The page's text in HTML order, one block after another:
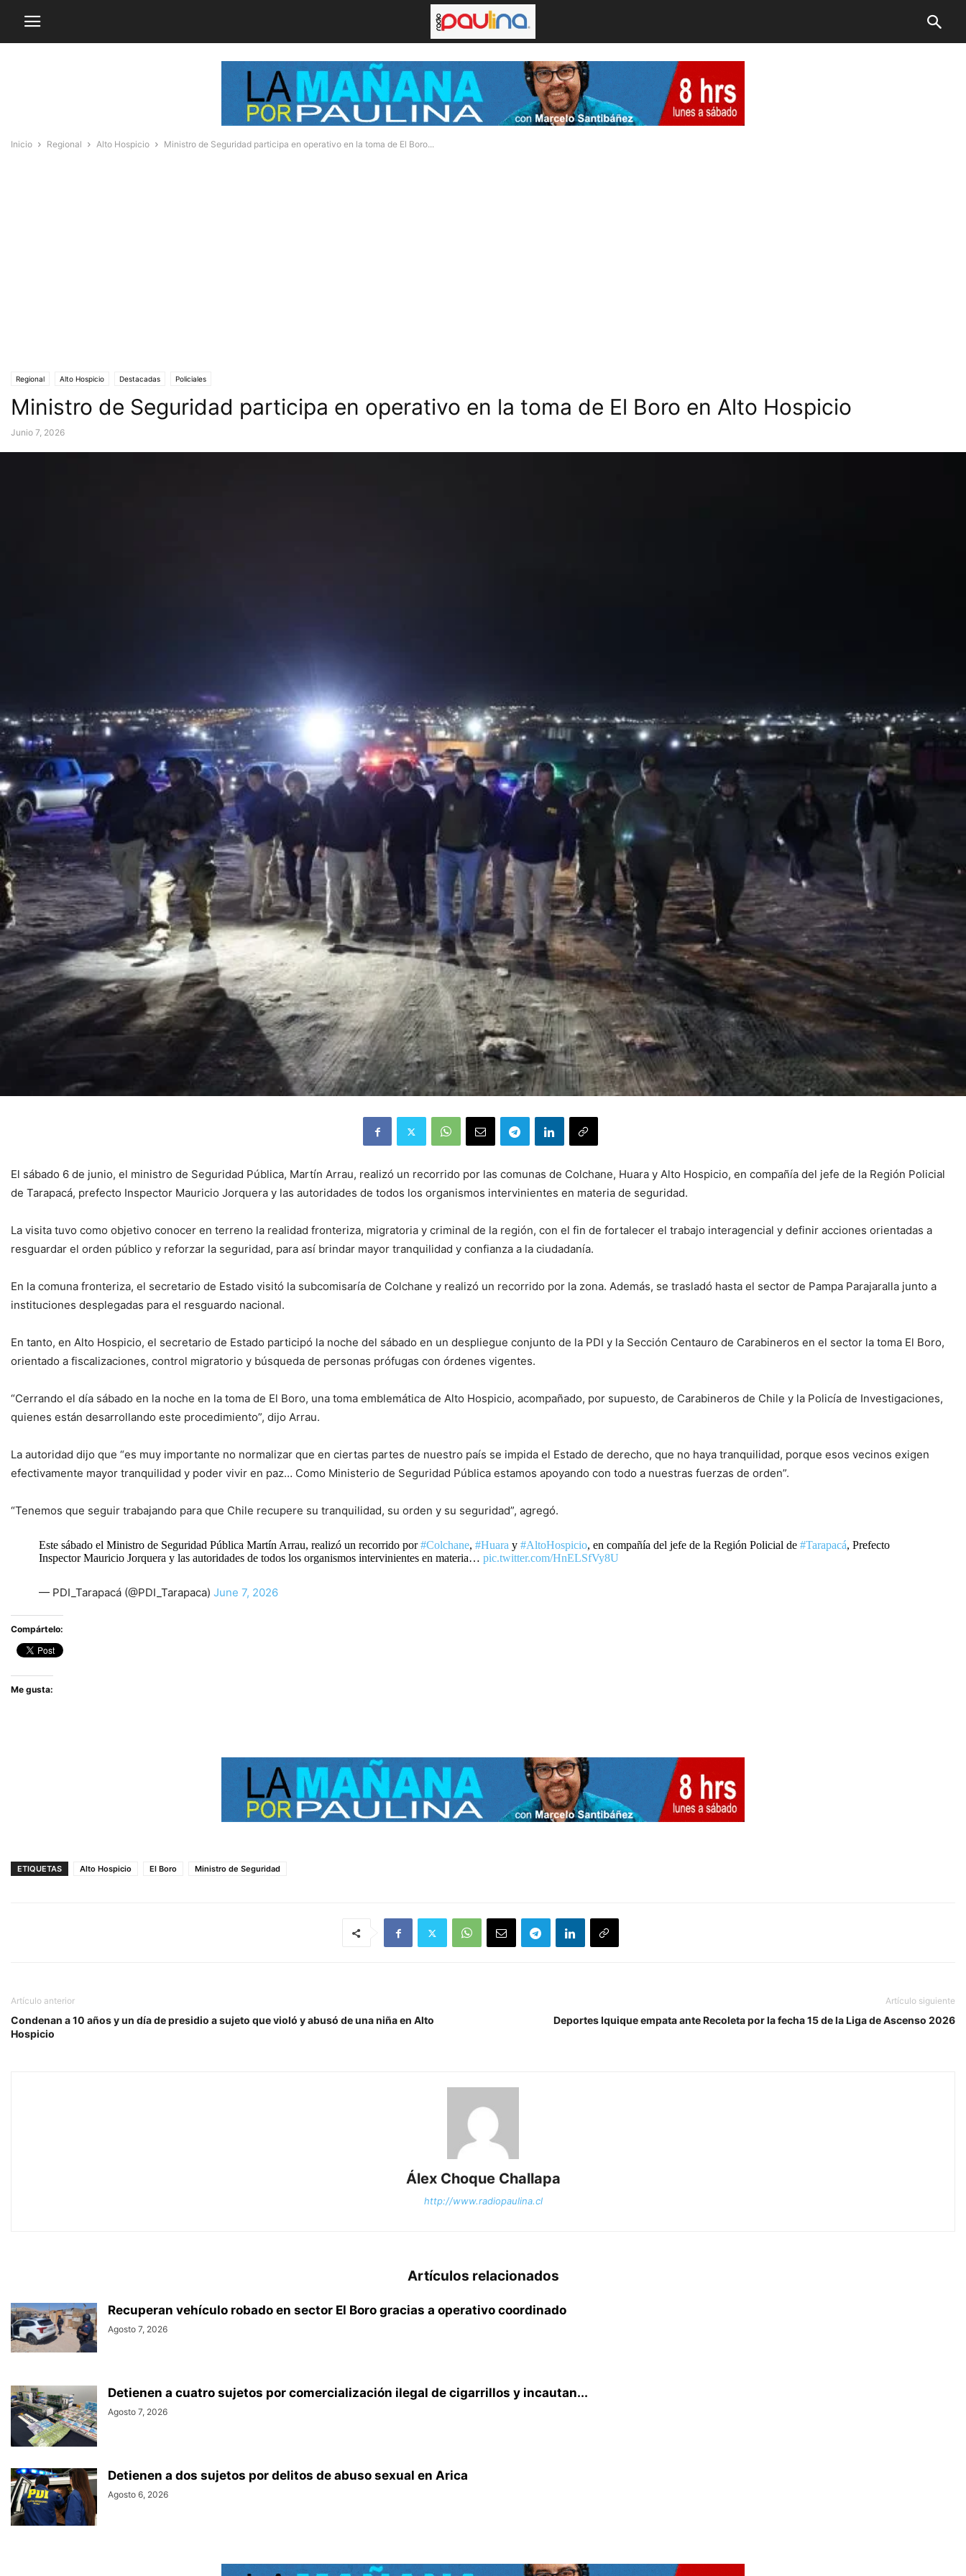
Inicio Regional Alto Hospicio Ministro de Seguridad participa en operativo en la toma de El Boro...
Regional Alto Hospicio Destacadas Policiales
Ministro de Seguridad participa en operativo en la toma de El Boro en Alto Hospicio
Junio 7, 2026
El sábado 6 de junio, el ministro de Seguridad Pública, Martín Arrau, realizó un recorrido por las comunas de Colchane, Huara y Alto Hospicio, en compañía del jefe de la Región Policial
de Tarapacá, prefecto Inspector Mauricio Jorquera y las autoridades de todos los organismos intervinientes en materia de seguridad.
La visita tuvo como objetivo conocer en terreno la realidad fronteriza, migratoria y criminal de la región, con el fin de fortalecer el trabajo interagencial y definir acciones orientadas a
resguardar el orden público y reforzar la seguridad, para así brindar mayor tranquilidad y confianza a la ciudadanía.
En la comuna fronteriza, el secretario de Estado visitó la subcomisaría de Colchane y realizó un recorrido por la zona. Además, se trasladó hasta el sector de Pampa Parajaralla junto a
instituciones desplegadas para el resguardo nacional.
En tanto, en Alto Hospicio, el secretario de Estado participó la noche del sábado en un despliegue conjunto de la PDI y la Sección Centauro de Carabineros en el sector la toma El Boro,
orientado a fiscalizaciones, control migratorio y búsqueda de personas prófugas con órdenes vigentes.
“Cerrando el día sábado en la noche en la toma de El Boro, una toma emblemática de Alto Hospicio, acompañado, por supuesto, de Carabineros de Chile y la Policía de Investigaciones,
quienes están desarrollando este procedimiento”, dijo Arrau.
La autoridad dijo que “es muy importante no normalizar que en ciertas partes de nuestro país se impida el Estado de derecho, que no haya tranquilidad, porque esos vecinos exigen
efectivamente mayor tranquilidad y poder vivir en paz… Como Ministerio de Seguridad Pública estamos apoyando con todo a nuestras fuerzas de orden”.
“Tenemos que seguir trabajando para que Chile recupere su tranquilidad, su orden y su seguridad”, agregó.
Este sábado el Ministro de Seguridad Pública Martín Arrau, realizó un recorrido por#Colchane,#Huara y#AltoHospicio, en compañía del jefe de la Región Policial de#Tarapacá, Prefecto
Inspector Mauricio Jorquera y las autoridades de todos los organismos intervinientes en materia…pic.twitter.com/HnELSfVy8U
— PDI_Tarapacá (@PDI_Tarapaca)June 7, 2026
Compártelo:
Me gusta:
ETIQUETAS Alto Hospicio El Boro Ministro de Seguridad
Artículo anterior
Condenan a 10 años y un día de presidio a sujeto que violó y abusó de una niña en Alto
Hospicio
Artículo siguiente
Deportes Iquique empata ante Recoleta por la fecha 15 de la Liga de Ascenso 2026
Álex Choque Challapa
http://www.radiopaulina.cl
Artículos relacionados
Recuperan vehículo robado en sector El Boro gracias a operativo coordinado
Agosto 7, 2026
Detienen a cuatro sujetos por comercialización ilegal de cigarrillos y incautan...
Agosto 7, 2026
Detienen a dos sujetos por delitos de abuso sexual en Arica
Agosto 6, 2026